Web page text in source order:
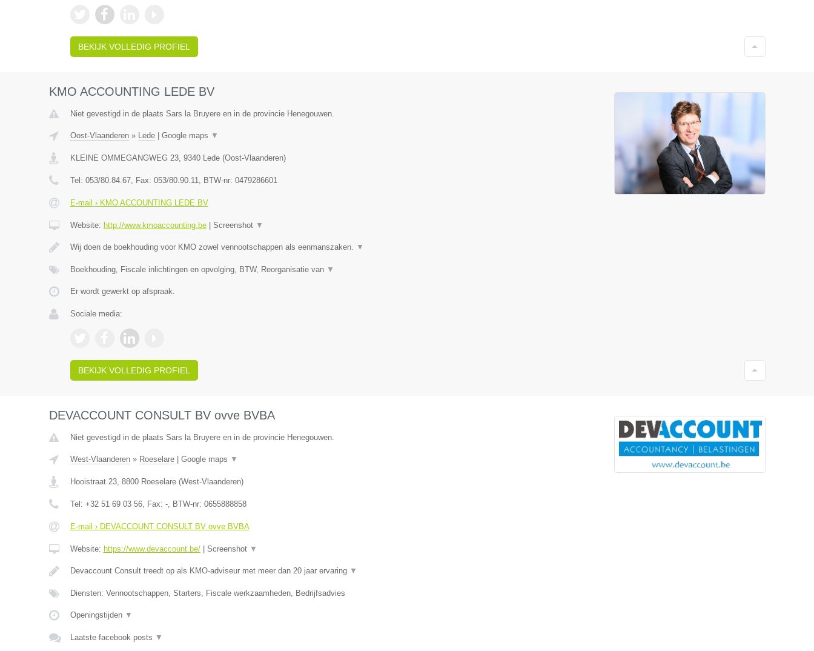
BEKIJK VOLLEDIG PROFIEL
KMO ACCOUNTING LEDE BV
Niet gevestigd in de plaats Sars la Bruyere en in de provincie Henegouwen.
Oost-Vlaanderen» Lede| Google maps ▼
KLEINE OMMEGANGWEG 23, 9340 Lede(Oost-Vlaanderen)
Tel: 053/80.84.67, Fax: 053/80.90.11, BTW-nr: 0479286601
E-mail › KMO ACCOUNTING LEDE BV
Website: http://www.kmoaccounting.be| Screenshot ▼
Wij doen de boekhouding voor KMO zowel vennootschappen als eenmanszaken. ▼
Boekhouding, Fiscale inlichtingen en opvolging, BTW, Reorganisatie van ▼
Er wordt gewerkt op afspraak.
Sociale media:
BEKIJK VOLLEDIG PROFIEL
DEVACCOUNT CONSULT BV ovve BVBA
Niet gevestigd in de plaats Sars la Bruyere en in de provincie Henegouwen.
West-Vlaanderen» Roeselare| Google maps ▼
Hooistraat 23, 8800 Roeselare(West-Vlaanderen)
Tel: +32 51 69 03 56, Fax: -, BTW-nr: 0655888858
E-mail › DEVACCOUNT CONSULT BV ovve BVBA
Website: https://www.devaccount.be/| Screenshot ▼
Devaccount Consult treedt op als KMO-adviseur met meer dan 20 jaar ervaring ▼
Diensten: Vennootschappen, Starters, Fiscale werkzaamheden, Bedrijfsadvies
Openingstijden ▼
Laatste facebook posts ▼